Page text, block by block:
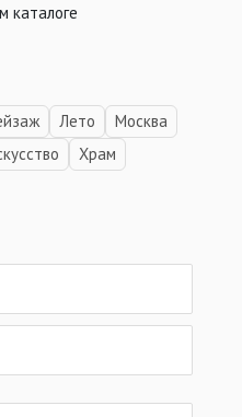
каталоге
Лето
Москва
Храм